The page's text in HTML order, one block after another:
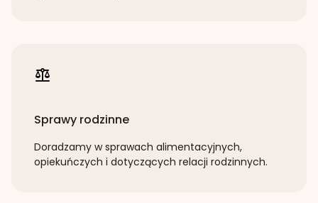
Sprawy rodzinne
Doradzamy w sprawach alimentacyjnych,
opiekuńczych i dotyczących relacji rodzinnych.